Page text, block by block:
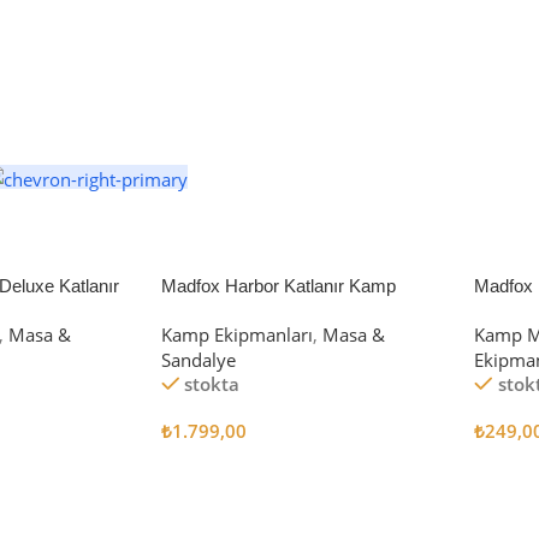
Katlanır
Masa &
Madfox Harbor Katlanır Kamp
Kamp Ekipmanları, Masa &
Sandalye
stokta
₺1.799,00
Madfox
Kamp
₺